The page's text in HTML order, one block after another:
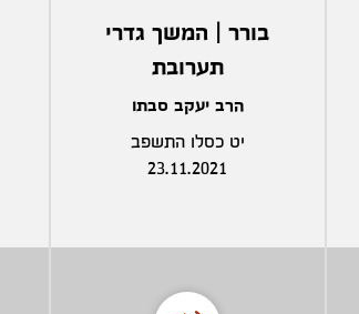
בורר | המשך גדרי
תערובת
הרב יעקב סבתו
יט כסלו התשפב
23.11.2021